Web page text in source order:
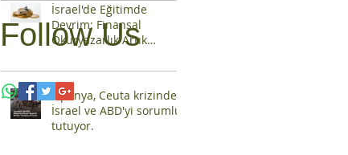
İsrael'de Eğitimde
Devrim: Finansal
Okuryazarlık Artık
İspanya, Ceuta krizinden
İsrael ve ABD'yi sorumlu
tutuyor.
Follow Us